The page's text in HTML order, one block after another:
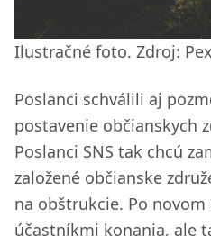
Ilustračné foto. Zdroj:
Poslanci schválili aj
postavenie občianskych
Poslanci SNS tak chcú
založené občianske
na obštrukcie. Po
účastníkmi konania, ale